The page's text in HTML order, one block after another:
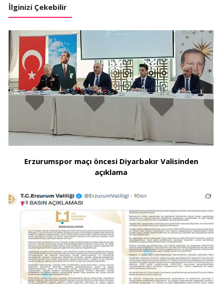
İlginizi Çekebilir
Erzurumspor maçı öncesi Diyarbakır Valisinden
açıklama